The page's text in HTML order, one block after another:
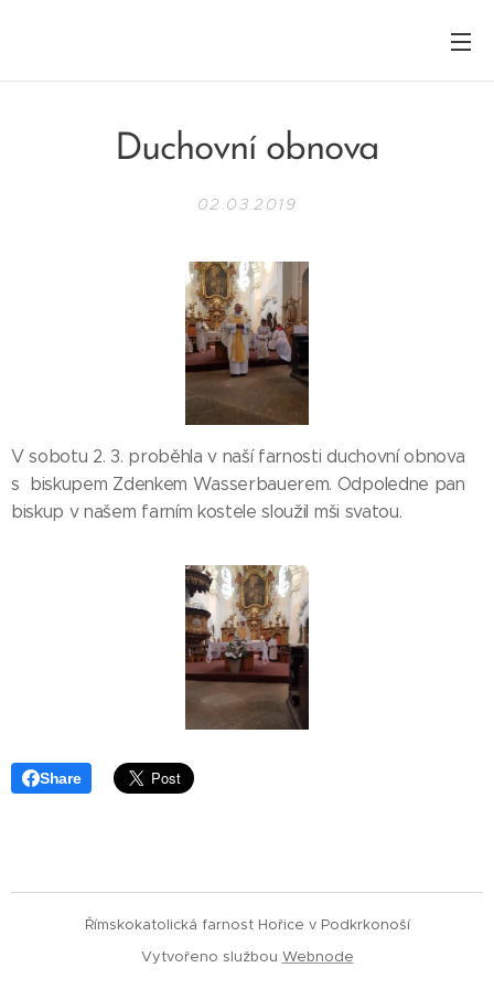
Duchovní obnova
02.03.2019
V sobotu 2. 3. proběhla v naší farnosti duchovní obnova
s biskupem Zdenkem Wasserbauerem. Odpoledne pan
biskup v našem farním kostele sloužil mši svatou.
Share
Římskokatolická farnost Hořice v Podkrkonoší
Vytvořeno službou Webnode